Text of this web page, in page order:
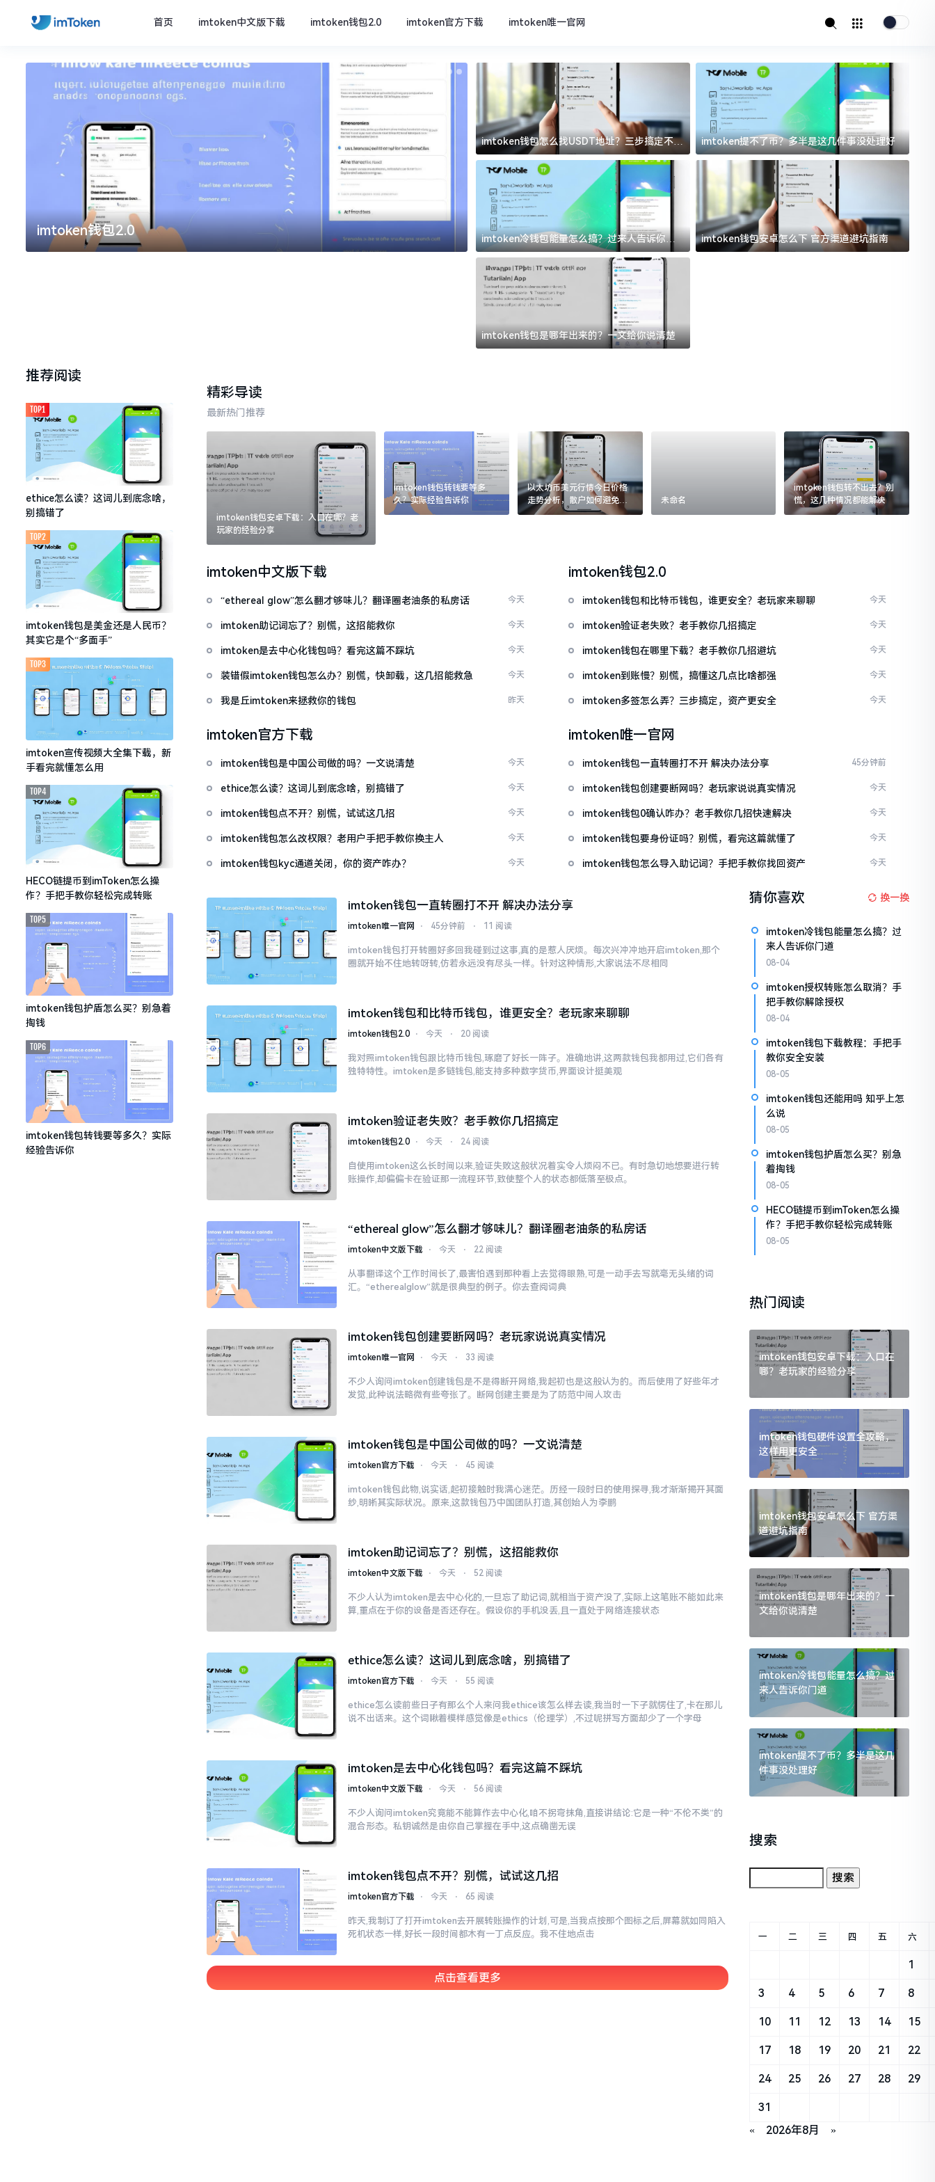
首页 imtoken中文版下载 imtoken钱包2.0 imtoken官方下载 imtoken唯一官网
imtoken钱包2.0 imtoken官方下载
imtoken钱包怎么找USDT地址？三步搞定不踩
坑
imtoken提不了币？多半是这几件事没处理好
imtoken冷钱包能量怎么搞？过来人告诉你门
道
imtoken钱包安卓怎么下 官方渠道避坑指南
imtoken钱包是哪年出来的？一文给你说清楚
推荐阅读
ethice怎么读？这词儿到底念啥，
别搞错了
TOP1
imtoken钱包是美金还是人民币？
其实它是个“多面手”
TOP2
imtoken宣传视频大全集下载，新
手看完就懂怎么用
TOP3
HECO链提币到imToken怎么操
作？手把手教你轻松完成转账
TOP4
imtoken钱包护盾怎么买？别急着
掏钱
TOP5
imtoken钱包转钱要等多久？实际
经验告诉你
TOP6
精彩导读
最新热门推荐
imtoken钱包安卓下载：入口在哪？老
玩家的经验分享
imtoken钱包转钱要等多
久？实际经验告诉你
以太坊币美元行情今日价格
走势分析，散户如何避免追
涨杀跌被套牢
未命名
imtoken钱包转不出去？别
慌，这几种情况都能解决
imtoken中文版下载
“ethereal glow”怎么翻才够味儿？翻译圈老油条的私房话 今天
imtoken助记词忘了？别慌，这招能救你 今天
imtoken是去中心化钱包吗？看完这篇不踩坑 今天
装错假imtoken钱包怎么办？别慌，快卸载，这几招能救急 今天
我是丘imtoken来拯救你的钱包 昨天
imtoken钱包2.0
imtoken钱包和比特币钱包，谁更安全？老玩家来聊聊 今天
imtoken验证老失败？老手教你几招搞定 今天
imtoken钱包在哪里下载？老手教你几招避坑 今天
imtoken到账慢？别慌，搞懂这几点比啥都强 今天
imtoken多签怎么弄？三步搞定，资产更安全 今天
imtoken官方下载
imtoken钱包是中国公司做的吗？一文说清楚 今天
ethice怎么读？这词儿到底念啥，别搞错了 今天
imtoken钱包点不开？别慌，试试这几招 今天
imtoken钱包怎么改权限？老用户手把手教你换主人 今天
imtoken钱包kyc通道关闭，你的资产咋办？ 今天
imtoken唯一官网
imtoken钱包一直转圈打不开 解决办法分享 45分钟前
imtoken钱包创建要断网吗？老玩家说说真实情况 今天
imtoken钱包0确认咋办？老手教你几招快速解决 今天
imtoken钱包要身份证吗？别慌，看完这篇就懂了 今天
imtoken钱包怎么导入助记词？手把手教你找回资产 今天
imtoken钱包一直转圈打不开 解决办法分享
imtoken唯一官网 ⋅ 45分钟前 ⋅ 11 阅读
imtoken钱包打开转圈好多回我碰到过这事,真的是惹人厌烦。每次兴冲冲地开启imtoken,那个
圈就开始不住地转呀转,仿若永远没有尽头一样。针对这种情形,大家说法不尽相同
imtoken钱包和比特币钱包，谁更安全？老玩家来聊聊
imtoken钱包2.0 ⋅ 今天 ⋅ 20 阅读
我对照imtoken钱包跟比特币钱包,琢磨了好长一阵子。准确地讲,这两款钱包我都用过,它们各有
独特特性。imtoken是多链钱包,能支持多种数字货币,界面设计挺美观
imtoken验证老失败？老手教你几招搞定
imtoken钱包2.0 ⋅ 今天 ⋅ 24 阅读
自使用imtoken这么长时间以来,验证失败这般状况着实令人烦闷不已。有时急切地想要进行转
账操作,却偏偏卡在验证那一流程环节,致使整个人的状态都低落至极点。
“ethereal glow”怎么翻才够味儿？翻译圈老油条的私房话
imtoken中文版下载 ⋅ 今天 ⋅ 22 阅读
从事翻译这个工作时间长了,最害怕遇到那种看上去觉得眼熟,可是一动手去写就毫无头绪的词
汇。“etherealglow”就是很典型的例子。你去查阅词典
imtoken钱包创建要断网吗？老玩家说说真实情况
imtoken唯一官网 ⋅ 今天 ⋅ 33 阅读
不少人询问imtoken创建钱包是不是得断开网络,我起初也是这般认为的。而后使用了好些年才
发觉,此种说法略微有些夸张了。断网创建主要是为了防范中间人攻击
imtoken钱包是中国公司做的吗？一文说清楚
imtoken官方下载 ⋅ 今天 ⋅ 45 阅读
imtoken钱包此物,说实话,起初接触时我满心迷茫。历经一段时日的使用探寻,我才渐渐揭开其面
纱,明晰其实际状况。原来,这款钱包乃中国团队打造,其创始人为李鹏
imtoken助记词忘了？别慌，这招能救你
imtoken中文版下载 ⋅ 今天 ⋅ 52 阅读
不少人认为imtoken是去中心化的,一旦忘了助记词,就相当于资产没了,实际上这笔账不能如此来
算,重点在于你的设备是否还存在。假设你的手机没丢,且一直处于网络连接状态
ethice怎么读？这词儿到底念啥，别搞错了
imtoken官方下载 ⋅ 今天 ⋅ 55 阅读
ethice怎么读前些日子有那么个人来问我ethice该怎么样去读,我当时一下子就愣住了,卡在那儿
说不出话来。这个词瞅着模样感觉像是ethics（伦理学）,不过呢拼写方面却少了一个字母
imtoken是去中心化钱包吗？看完这篇不踩坑
imtoken中文版下载 ⋅ 今天 ⋅ 56 阅读
不少人询问imtoken究竟能不能算作去中心化,咱不拐弯抹角,直接讲结论:它是一种“不伦不类”的
混合形态。私钥诚然是由你自己掌握在手中,这点确凿无误
imtoken钱包点不开？别慌，试试这几招
imtoken官方下载 ⋅ 今天 ⋅ 65 阅读
昨天,我制订了打开imtoken去开展转账操作的计划,可是,当我点按那个图标之后,屏幕就如同陷入
死机状态一样,好长一段时间都木有一丁点反应。我不住地点击
点击查看更多
猜你喜欢 换一换
imtoken冷钱包能量怎么搞？过
来人告诉你门道
08-04
imtoken授权转账怎么取消？手
把手教你解除授权
08-04
imtoken钱包下载教程：手把手
教你安全安装
08-05
imtoken钱包还能用吗 知乎上怎
么说
08-05
imtoken钱包护盾怎么买？别急
着掏钱
08-05
HECO链提币到imToken怎么操
作？手把手教你轻松完成转账
08-05
热门阅读
imtoken钱包安卓下载：入口在
哪？老玩家的经验分享
imtoken钱包硬件设置全攻略，
这样用更安全
imtoken钱包安卓怎么下 官方渠
道避坑指南
imtoken钱包是哪年出来的？一
文给你说清楚
imtoken冷钱包能量怎么搞？过
来人告诉你门道
imtoken提不了币？多半是这几
件事没处理好
搜索
« 2026年8月 »
一 二 三 四 五 六
1
3 4 5 6 7 8
10 11 12 13 14 15
17 18 19 20 21 22
24 25 26 27 28 29
31